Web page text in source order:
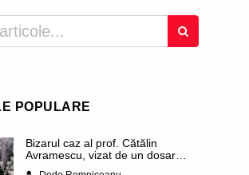
POPULARE
Bizarul caz al prof. Cătălin
Avramescu, vizat de un dosar